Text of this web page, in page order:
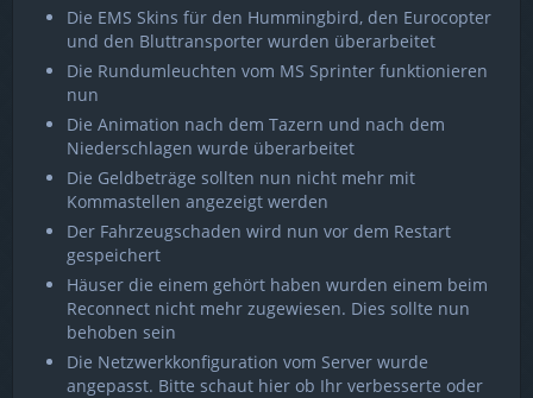
Die EMS Skins für den Hummingbird, den Eurocopter
und den Bluttransporter wurden überarbeitet
Die Rundumleuchten vom MS Sprinter funktionieren
nun
Die Animation nach dem Tazern und nach dem
Niederschlagen wurde überarbeitet
Die Geldbeträge sollten nun nicht mehr mit
Kommastellen angezeigt werden
Der Fahrzeugschaden wird nun vor dem Restart
gespeichert
Häuser die einem gehört haben wurden einem beim
Reconnect nicht mehr zugewiesen. Dies sollte nun
behoben sein
Die Netzwerkkonfiguration vom Server wurde
angepasst. Bitte schaut hier ob Ihr verbesserte oder